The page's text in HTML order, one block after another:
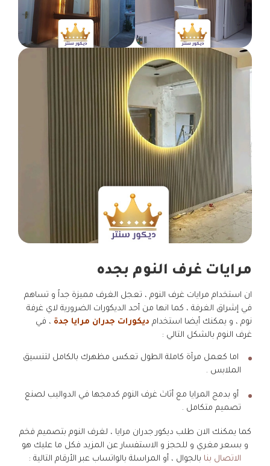
مرايات غرف النوم بجده
ان استخدام مرايات غرف النوم ، تعجل الغرف مميزة جداً و تساهم
في إشراق الغرفة ، كما انها من أحد الديكورات الضرورية لاي غرفة
نوم ، و يمكنك أيضا استخدام ديكورات جدران مرايا جدة ، في
غرف النوم بالشكل التالي :
اما كعمل مرآة كاملة الطول تعكس مظهرك بالكامل لتنسيق
الملابس .
أو بدمج المرايا مع أثاث غرف النوم كدمجها في الدواليب لصنع
تصميم متكامل .
كما يمكنك الان طلب ديكور جدران مرايا ، لغرف النوم بتصميم فخم
و بسعر مغري و للحجز و الاستفسار عن المزيد فكل ما عليك هو
الاتصال بنا بالجوال ، أو المراسلة بالواتساب عبر الأرقام التالية :